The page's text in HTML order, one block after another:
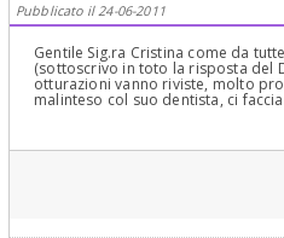
Pubblicato il 24-06-2011
Gentile Sig.ra Cristina come da
(sottoscrivo in toto la risposta del
otturazioni vanno riviste, molto
malinteso col suo dentista, ci